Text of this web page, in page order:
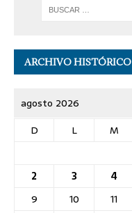
ARCHIVO HISTÓRICO
agosto 2026
D
L M
2
3 4
9
10 11